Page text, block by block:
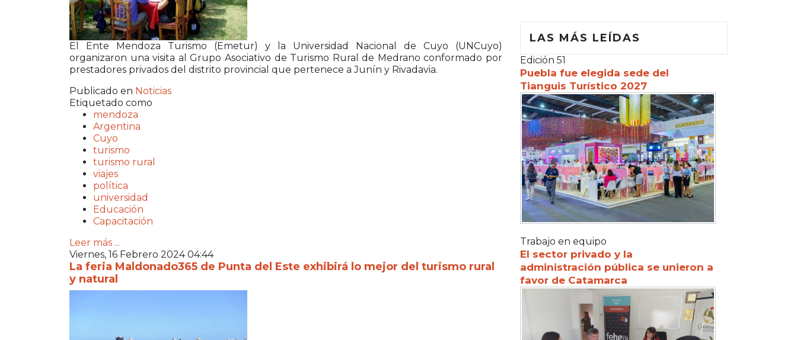
El Ente Mendoza Turismo (Emetur) y la Universidad Nacional de Cuyo (UNCuyo)
organizaron una visita al Grupo Asociativo de Turismo Rural de Medrano conformado por
prestadores privados del distrito provincial que pertenece a Junín y Rivadavia.
Publicado en Noticias
Etiquetado como
mendoza
Argentina
Cuyo
turismo
turismo rural
viajes
política
universidad
Educación
Capacitación
Leer más ...
Viernes, 16 Febrero 2024 04:44
La feria Maldonado365 de Punta del Este exhibirá lo mejor del turismo rural
y natural
LAS MÁS LEÍDAS
Edición 51
Puebla fue elegida sede del
Tianguis Turístico 2027
Trabajo en equipo
El sector privado y la
administración pública se unieron a
favor de Catamarca